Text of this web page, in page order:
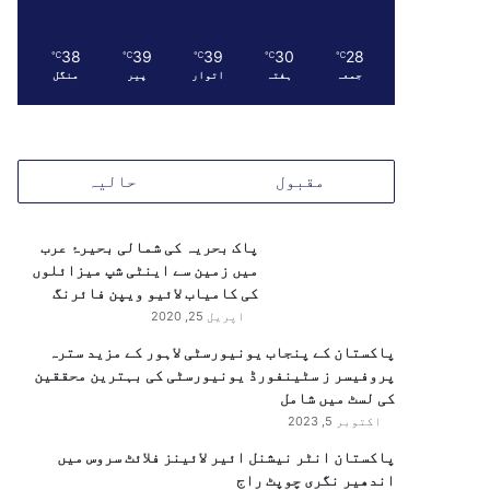
28
℃
جمعہ
30
℃
ہفتہ
39
℃
اتوار
39
℃
پیر
38
℃
منگل
مقبول حالیہ
پاک بحریہ کی شمالی بحیرۂ عرب
میں زمین سے اینٹی شپ میزائلوں
کی کامیاب لائیو ویپن فائرنگ
اپریل 25, 2020
پاکستان کے پنجاب یونیورسٹی لاہور کے مزید سترہ
پروفیسر ز سٹینفورڈ یونیورسٹی کی بہترین محققین
کی لسٹ میں شامل
اکتوبر 5, 2023
پاکستان انٹر نیشنل ائیر لائینز فلائٹ سروس میں
اندھیر نگری چوپٹ راج